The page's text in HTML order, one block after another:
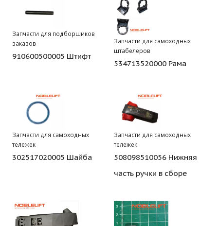
Запчасти для подборщиков
заказов
910600500005 Штифт
Запчасти для самоходных
штабелеров
534713520000 Рама
Запчасти для самоходных
тележек
302517020005 Шайба
Запчасти для самоходных
тележек
508098510056 Нижняя
часть ручки в сборе